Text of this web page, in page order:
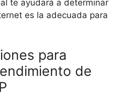
te ayudará a determinar
es la adecuada para
para
de